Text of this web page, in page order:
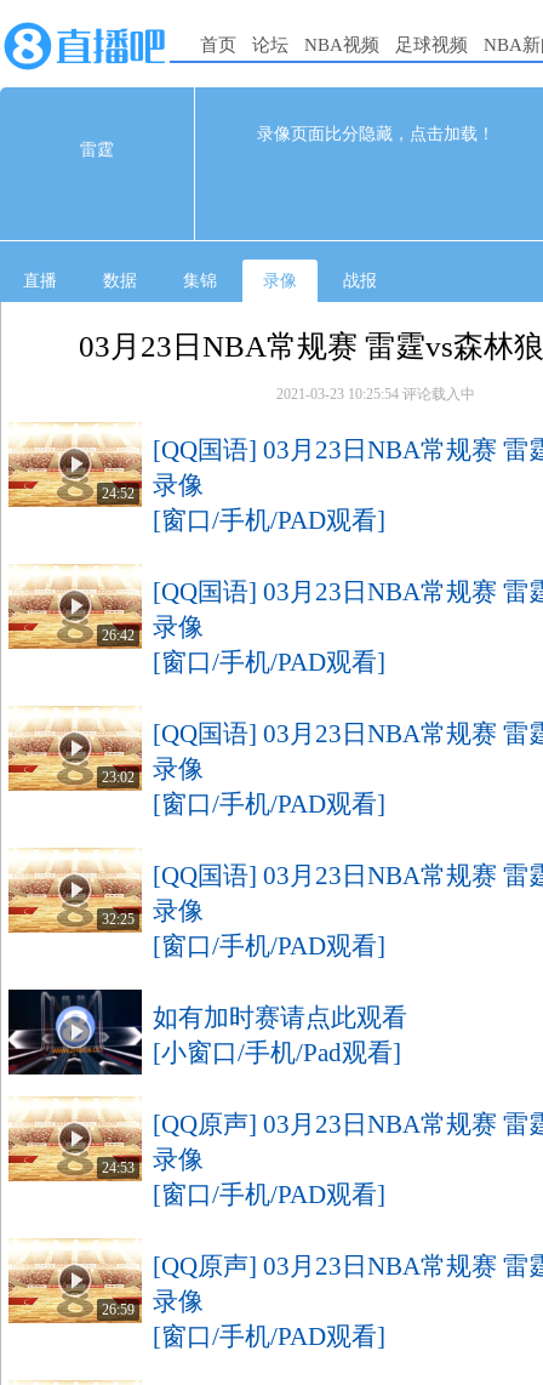
首页 论坛 NBA视频 足球视频 NBA
雷霆
录像页面比分隐藏，点击加载！
112 完赛 103
直播 数据 集锦 录像 战报
03月23日NBA常规赛 雷霆vs森林
2021-03-23 10:25:54 评论载入中
24:52
[QQ国语] 03月23日NBA常规赛 雷
录像
[窗口/手机/PAD观看]
26:42
[QQ国语] 03月23日NBA常规赛 雷
录像
[窗口/手机/PAD观看]
23:02
[QQ国语] 03月23日NBA常规赛 雷
录像
[窗口/手机/PAD观看]
32:25
[QQ国语] 03月23日NBA常规赛 雷
录像
[窗口/手机/PAD观看]
如有加时赛请点此观看
[小窗口/手机/Pad观看]
24:53
[QQ原声] 03月23日NBA常规赛 雷
录像
[窗口/手机/PAD观看]
26:59
[QQ原声] 03月23日NBA常规赛 雷
录像
[窗口/手机/PAD观看]